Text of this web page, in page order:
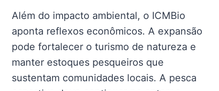
Além do impacto ambiental, o ICMBio
aponta reflexos econômicos. A expansão
pode fortalecer o turismo de natureza e
manter estoques pesqueiros que
sustentam comunidades locais. A pesca